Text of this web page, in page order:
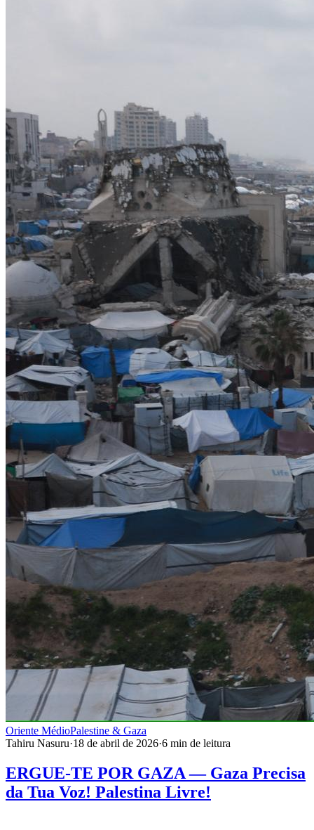
Oriente MédioPalestine & Gaza
Tahiru Nasuru·18 de abril de 2026·6 min de leitura
ERGUE-TE POR GAZA — Gaza Precisa
da Tua Voz! Palestina Livre!